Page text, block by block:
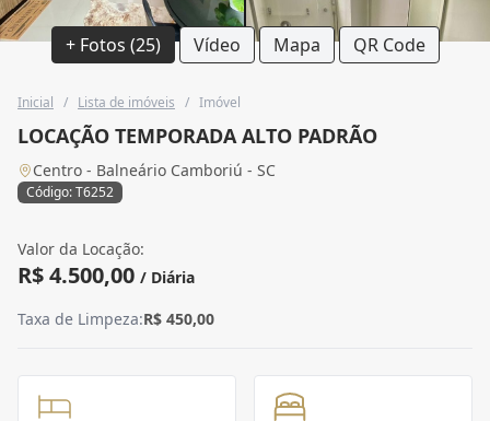
+ Fotos (25) Vídeo Mapa QR Code
Inicial / Lista de imóveis / Imóvel
LOCAÇÃO TEMPORADA ALTO PADRÃO
Centro - Balneário Camboriú - SC
Código: T6252
Valor da Locação:
R$ 4.500,00 / Diária
Taxa de Limpeza:R$ 450,00